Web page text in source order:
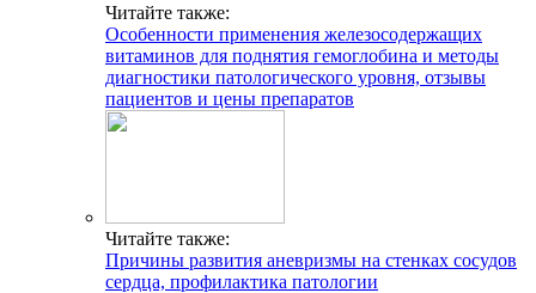
Читайте также:
Особенности применения железосодержащих
витаминов для поднятия гемоглобина и методы
диагностики патологического уровня, отзывы
пациентов и цены препаратов
Читайте также:
Причины развития аневризмы на стенках сосудов
сердца, профилактика патологии